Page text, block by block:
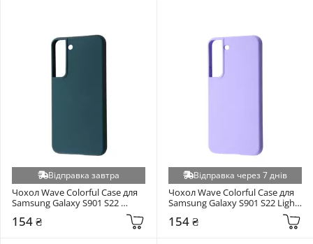
Honor 200 Lite (+7)
Huawei P Smart 2019 (+7)
Infinix Hot 20i (+7)
Infinix Hot 30 Play NFC (+7)
Motorola E13 (+7)
Poco X5 Pro 5G (+7)
Xiaomi Poco X7 (+7)
Realme 15 Pro 5G (+7)
Realme 15T 5G (+7)
Відправка завтра
Чохол Wave Colorful Case для
Samsung Galaxy S901 S22
154 ₴
Відправка через 7 днів
Чохол Wave Colorful Case для
Samsung Galaxy S901 S22 Light
154 ₴